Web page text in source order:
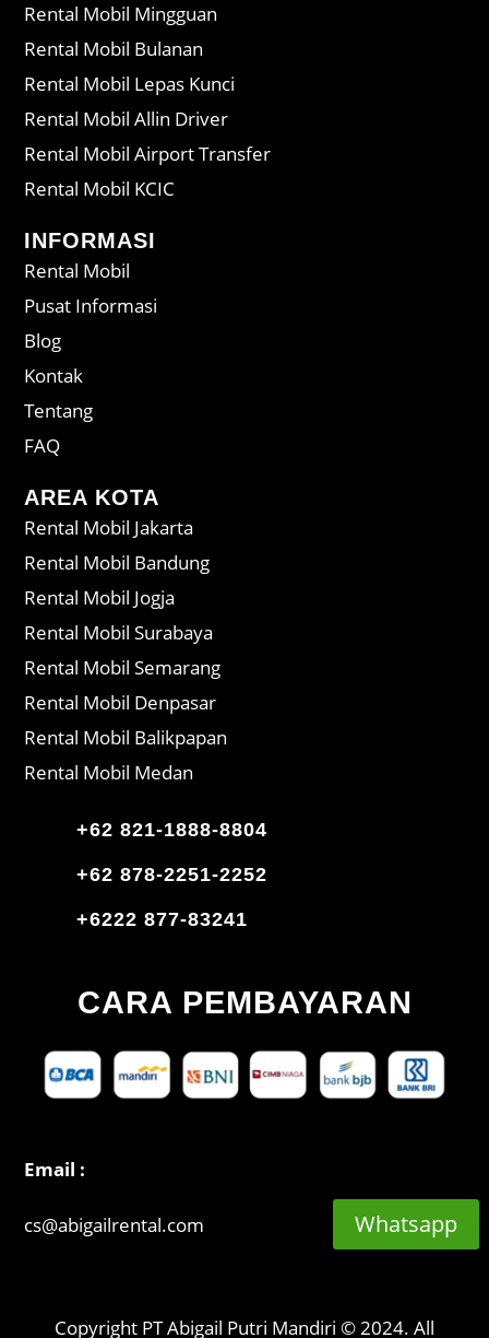
Rental Mobil Mingguan
Rental Mobil Bulanan
Rental Mobil Lepas Kunci
Rental Mobil Allin Driver
Rental Mobil Airport Transfer
Rental Mobil KCIC
INFORMASI
Rental Mobil
Pusat Informasi
Blog
Kontak
Tentang
FAQ
AREA KOTA
Rental Mobil Jakarta
Rental Mobil Bandung
Rental Mobil Jogja
Rental Mobil Surabaya
Rental Mobil Semarang
Rental Mobil Denpasar
Rental Mobil Balikpapan
Rental Mobil Medan
+62 821-1888-8804
+62 878-2251-2252
+6222 877-83241
CARA PEMBAYARAN
Email :
cs@abigailrental.com
Copyright PT Abigail Putri Mandiri © 2024. All
Whatsapp